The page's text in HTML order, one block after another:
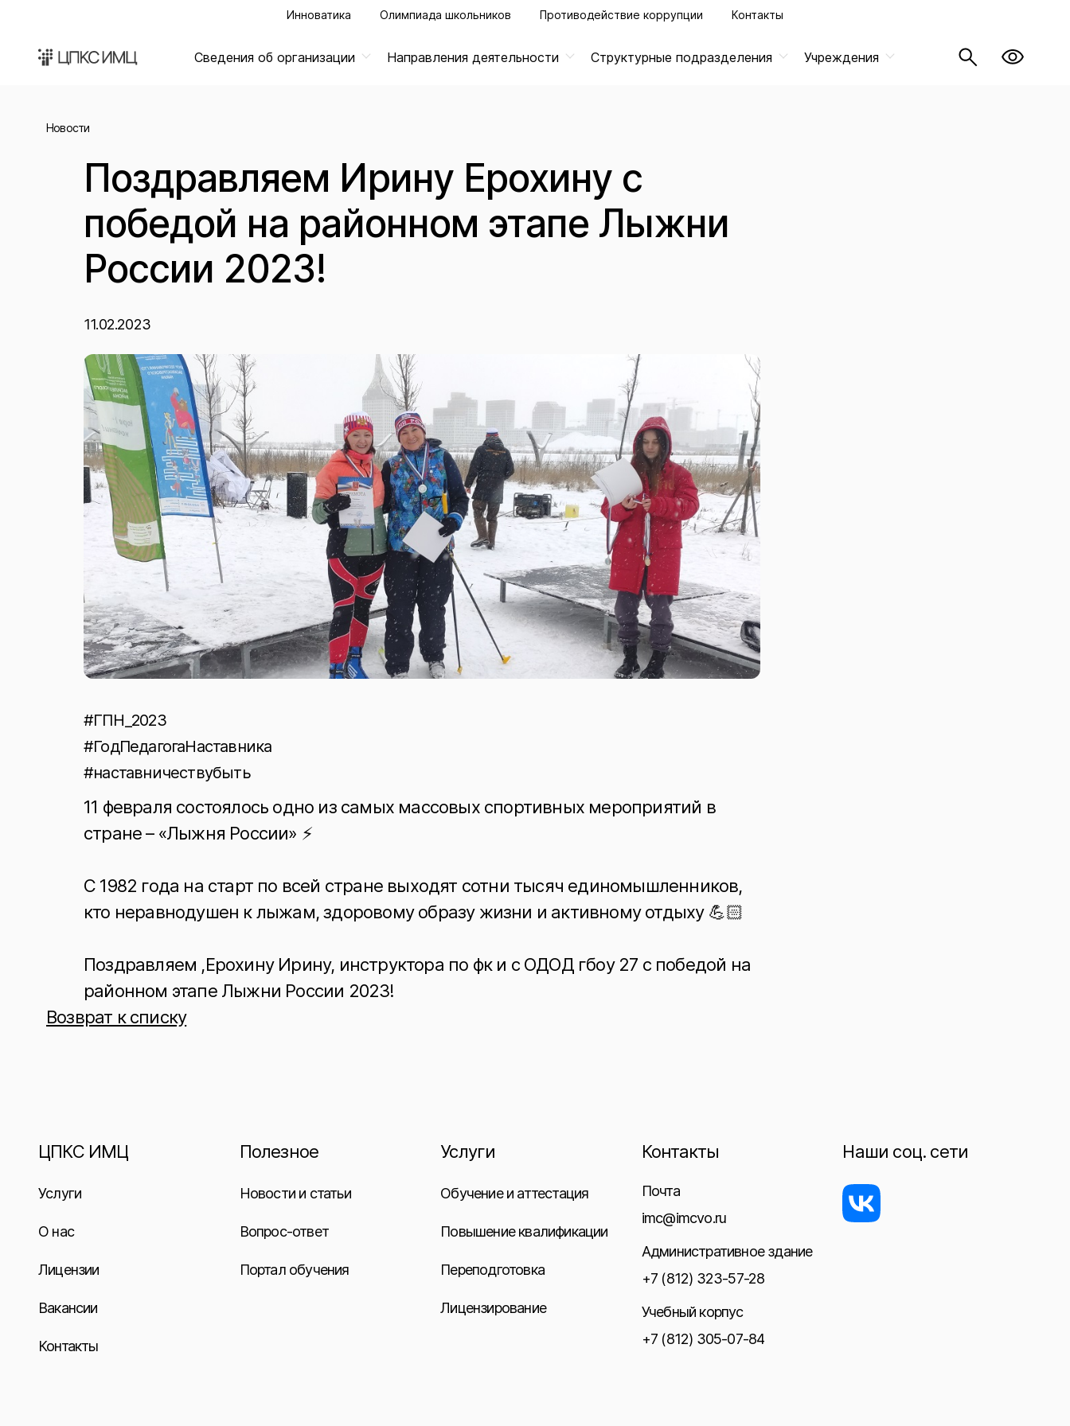
Инноватика Олимпиада школьников Противодействие коррупции Контакты
Сведения об организации Направления деятельности Структурные подразделения Учреждения
Новости
Поздравляем Ирину Ерохину с
победой на районном этапе Лыжни
России 2023!
11.02.2023
#ГПН_2023
#ГодПедагогаНаставника
#наставничествубыть
11 февраля состоялось одно из самых массовых спортивных мероприятий в
стране – «Лыжня России» ⚡️
С 1982 года на старт по всей стране выходят сотни тысяч единомышленников,
кто неравнодушен к лыжам, здоровому образу жизни и активному отдыху 💪🏻
Поздравляем ,Ерохину Ирину, инструктора по фк и с ОДОД гбоу 27 с победой на
районном этапе Лыжни России 2023!
Возврат к списку
ЦПКС ИМЦ
Услуги
О нас
Лицензии
Вакансии
Контакты
Полезное
Новости и статьи
Вопрос-ответ
Портал обучения
Услуги
Обучение и аттестация
Повышение квалификации
Переподготовка
Лицензирование
Контакты
Почта
imc@imcvo.ru
Административное здание
+7 (812) 323-57-28
Учебный корпус
+7 (812) 305-07-84
Наши соц. сети